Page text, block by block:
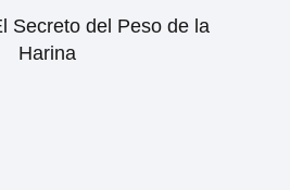
Secreto del Peso de la
Harina